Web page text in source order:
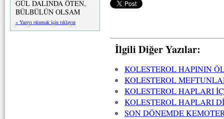
GÜL DALINDA ÖTEN,
BÜLBÜLÜN OLSAM
» Yazıyı okumak için tıklayın
İlgili Diğer Yazılar:
KOLESTEROL HAPININ
KOLESTEROL
KOLESTEROL HAPLARI
KOLESTEROL HAPLARI
SON DÖNEMDE